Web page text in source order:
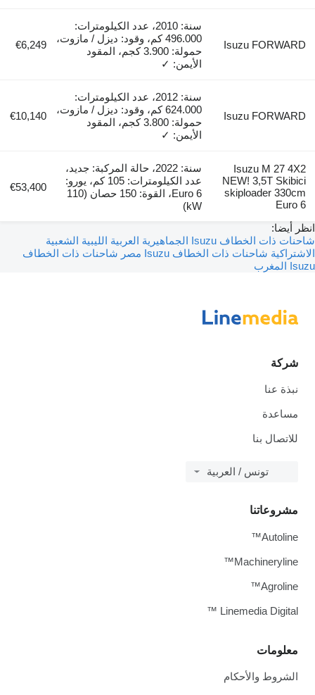
Isuzu FORWARD
سنة: 2010، عدد الكيلومترات:
496.000 كم، وقود: ديزل / مازوت،
حمولة: 3.900 كجم، المقود
الأيمن: ✓
€6,249
Isuzu FORWARD
سنة: 2012، عدد الكيلومترات:
624.000 كم، وقود: ديزل / مازوت،
حمولة: 3.800 كجم، المقود
الأيمن: ✓
€10,140
Isuzu M 27 4X2
NEW! 3,5T Skibici
skiploader 330cm
Euro 6
سنة: 2022، حالة المركبة: جديد،
عدد الكيلومترات: 105 كم، يورو:
Euro 6، القوة: 150 حصان (110
kW)
€53,400
انظر أيضا:
شاحنات ذات الخطاف Isuzu الجماهيرية العربية الليبية الشعبية
الاشتراكية شاحنات ذات الخطاف Isuzu مصر
شاحنات ذات الخطاف
Isuzu المغرب
شركة
نبذة عنا
مساعدة
للاتصال بنا
تونس / العربية
معلومات
الشروط والأحكام
مشروعاتنا
Autoline™
Machineryline™
Agroline™
Linemedia Digital ™